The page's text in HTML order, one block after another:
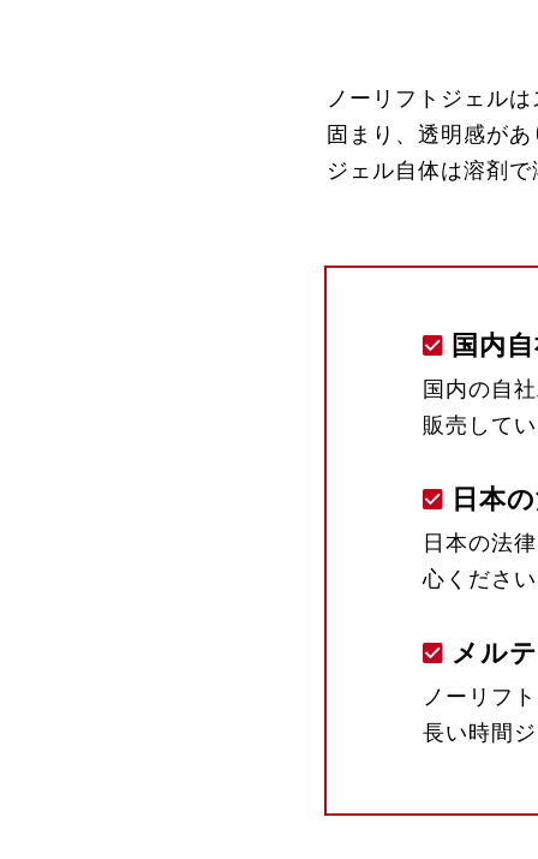
ノーリフトジェル
固まり、透明感が
ジェル自体は溶剤
国内
国内の自
販売して
日本
日本の法
心くださ
メル
ノーリフ
長い時間